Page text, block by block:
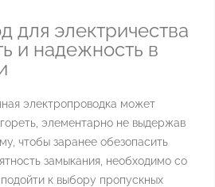
для электричества
и надежность в
электропроводка может
элементарно не выдержав
чтобы заранее обезопасить
замыкания, необходимо со
к выбору пропускных